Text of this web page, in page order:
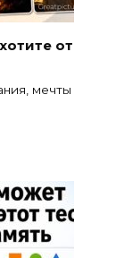
от
мечты